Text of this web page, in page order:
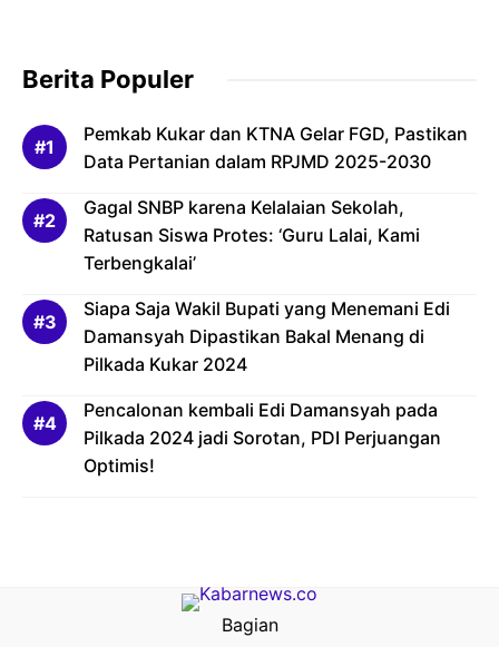
Berita Populer
Pemkab Kukar dan KTNA Gelar FGD, Pastikan
Data Pertanian dalam RPJMD 2025-2030
Gagal SNBP karena Kelalaian Sekolah,
Ratusan Siswa Protes: ‘Guru Lalai, Kami
Terbengkalai’
Siapa Saja Wakil Bupati yang Menemani Edi
Damansyah Dipastikan Bakal Menang di
Pilkada Kukar 2024
Pencalonan kembali Edi Damansyah pada
Pilkada 2024 jadi Sorotan, PDI Perjuangan
Optimis!
Bagian